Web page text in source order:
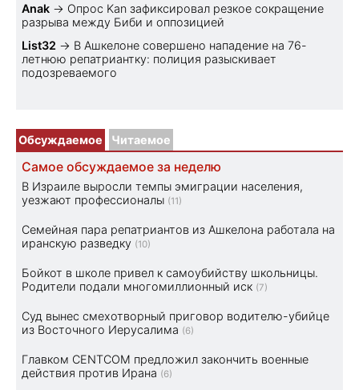
Anak → Опрос Kan зафиксировал резкое сокращение
разрыва между Биби и оппозицией
List32 → В Ашкелоне совершено нападение на 76-
летнюю репатриантку: полиция разыскивает
подозреваемого
Обсуждаемое Читаемое
Самое обсуждаемое за неделю
В Израиле выросли темпы эмиграции населения,
уезжают профессионалы (11)
Семейная пара репатриантов из Ашкелона работала на
иранскую разведку (10)
Бойкот в школе привел к самоубийству школьницы.
Родители подали многомиллионный иск (7)
Суд вынес смехотворный приговор водителю-убийце
из Восточного Иерусалима (6)
Главком CENTCOM предложил закончить военные
действия против Ирана (6)